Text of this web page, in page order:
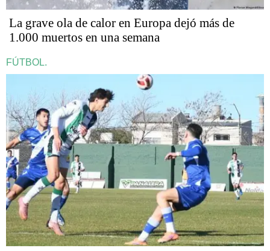
La grave ola de calor en Europa dejó más de
1.000 muertos en una semana
FÚTBOL.